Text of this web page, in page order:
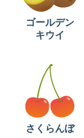
ゴールデン
キウイ
さくらんぼ